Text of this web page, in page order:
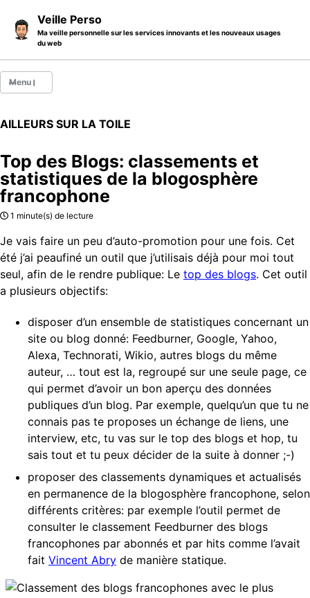
Veille Perso
Ma veille personnelle sur les services innovants et les nouveaux usages
du web
Menu
Catégories
A propos
AILLEURS SUR LA TOILE
Top des Blogs: classements et
statistiques de la blogosphère
francophone
1 minute(s) de lecture
Je vais faire un peu d’auto-promotion pour une fois. Cet
été j’ai peaufiné un outil que j’utilisais déjà pour moi tout
seul, afin de le rendre publique: Le top des blogs. Cet outil
a plusieurs objectifs:
disposer d’un ensemble de statistiques concernant un
site ou blog donné: Feedburner, Google, Yahoo,
Alexa, Technorati, Wikio, autres blogs du même
auteur, … tout est la, regroupé sur une seule page, ce
qui permet d’avoir un bon aperçu des données
publiques d’un blog. Par exemple, quelqu’un que tu ne
connais pas te proposes un échange de liens, une
interview, etc, tu vas sur le top des blogs et hop, tu
sais tout et tu peux décider de la suite à donner ;-)
proposer des classements dynamiques et actualisés
en permanence de la blogosphère francophone, selon
différents critères: par exemple l’outil permet de
consulter le classement Feedburner des blogs
francophones par abonnés et par hits comme l’avait
fait Vincent Abry de manière statique.